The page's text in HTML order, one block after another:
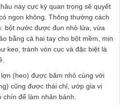
này cực kỳ quan trọng sẽ quyết
ngon không. Thông thường cách
bột nước được đun nhỏ lửa, vừa
bằng cả hai tay cho bột mềm, mịn
keo, tránh vón cục và đặc biệt là
(heo) được băm nhỏ cùng với
cũng được thái chỉ, ướp gia vị
để làm nhân bánh.